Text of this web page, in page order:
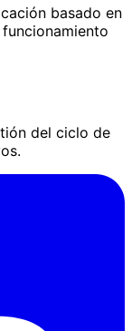
basado en
del ciclo de